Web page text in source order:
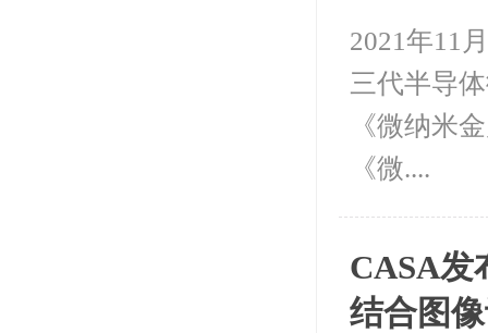
2021年11
三代半导
《微纳米
《微....
CASA发
结合图